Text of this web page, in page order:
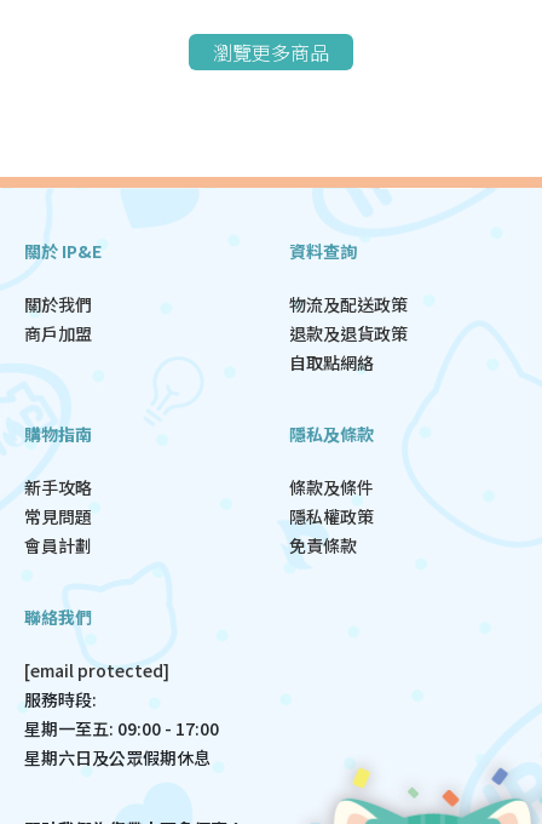
瀏覽更多商品
關於 IP&E
關於我們
商戶加盟
資料查詢
物流及配送政策
退款及退貨政策
自取點網絡
購物指南
新手攻略
常見問題
會員計劃
隱私及條款
條款及條件
隱私權政策
免責條款
聯絡我們
[email protected]
服務時段:
星期一至五: 09:00 - 17:00
星期六日及公眾假期休息